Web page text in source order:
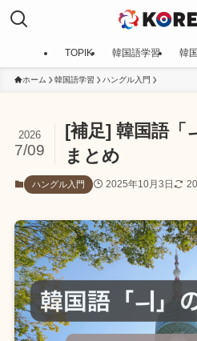
TOPIK 韓国語学習 韓
ホーム 韓国語学習 ハングル入門
[補足] 韓国語「
まとめ
2026
7/09
ハングル入門 2025年10月3日